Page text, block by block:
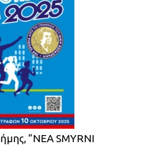
“NEA SMYRNI